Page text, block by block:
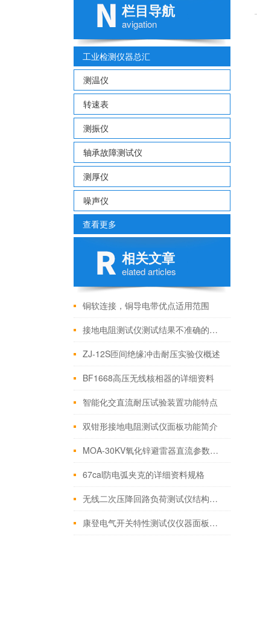
栏目导航
avigation
工业检测仪器总汇
测温仪
转速表
测振仪
轴承故障测试仪
测厚仪
噪声仪
查看更多
相关文章
elated articles
铜软连接，铜导电带优点适用范围
接地电阻测试仪测试结果不准确的原因
ZJ-12S匝间绝缘冲击耐压实验仪概述
BF1668高压无线核相器的详细资料
智能化交直流耐压试验装置功能特点
双钳形接地电阻测试仪面板功能简介
MOA-30KV氧化锌避雷器直流参数测试仪使用方法
67cal防电弧夹克的详细资料规格
无线二次压降回路负荷测试仪结构面板说明
康登电气开关特性测试仪仪器面板介绍 与使用